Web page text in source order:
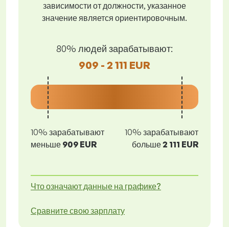
зависимости от должности, указанное
значение является ориентировочным.
80% людей зарабатывают:
909 - 2 111 EUR
10% зарабатывают
меньше 909 EUR
10% зарабатывают
больше2 111 EUR
Что означают данные на графике?
Сравните свою зарплату